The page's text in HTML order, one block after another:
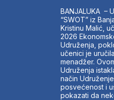
AKTIVNOSTI
SWOT
UČLANI SE
KONTAKT
BANJALUKA –
“SWOT” iz
Kristinu Malić,
2026
Udruženja,
učenici je
menadžer.
Udruženja
način
posvećenost i
pokazati da